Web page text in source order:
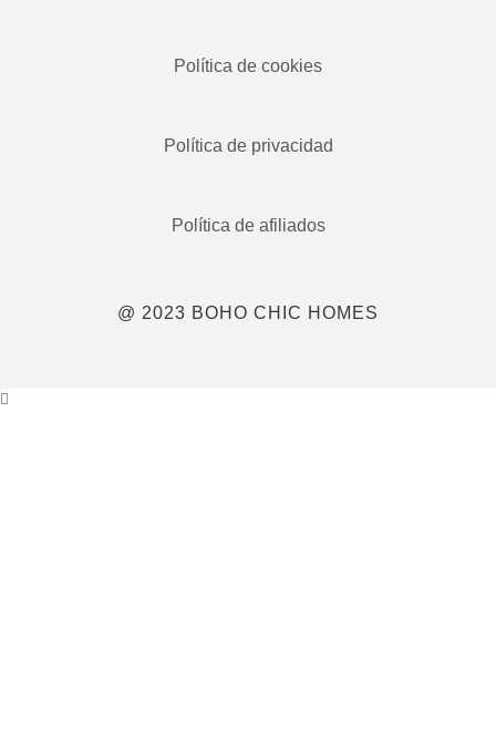
Política de cookies
Política de privacidad
Política de afiliados
@ 2023 BOHO CHIC HOMES